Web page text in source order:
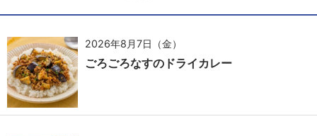
2026年8月7日（金）
ごろごろなすのドライカレー